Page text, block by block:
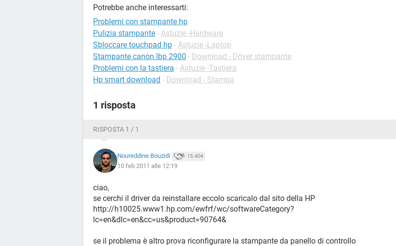
Potrebbe anche interessarti:
Problemi con stampante hp
Pulizia stampante - Astuzie -Hardware
Sbloccare touchpad hp - Astuzie -Laptop
Stampante canon lbp 2900 - Download - Driver stampante
Problemi con la tastiera - Astuzie -Tastiera
Hp smart download - Download - Stampa
1 risposta
RISPOSTA 1 / 1
Noureddine Bouzidi 15.404
10 feb 2011 alle 12:19
ciao,
se cerchi il driver da reinstallare eccolo scaricalo dal sito della HP
http://h10025.www1.hp.com/ewfrf/wc/softwareCategory?
lc=en&dlc=en&cc=us&product=90764&
se il problema è altro prova riconfigurare la stampante da panello di controllo